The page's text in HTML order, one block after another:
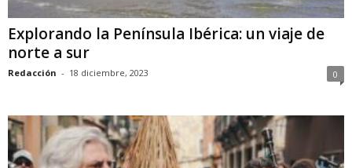
Explorando la Península Ibérica: un viaje de
norte a sur
Redacción - 18 diciembre, 2023 0